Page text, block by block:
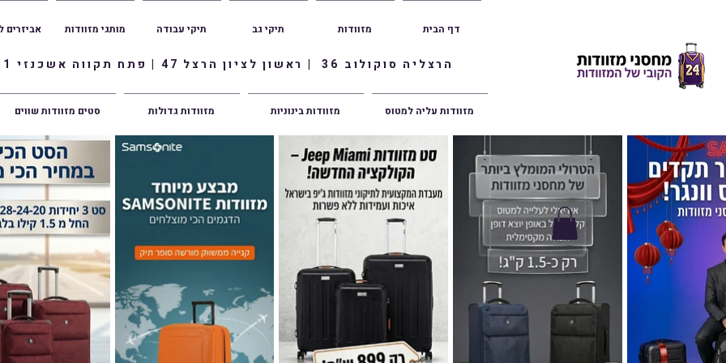
הרצליה סוקולוב 36 | ראשון לציון הרצל 47 | פתח תקווה אשכנזי 1
אביזרים מותגי מזוודות תיקי עבודה תיקי גב מזוודות דף הבית
סטים מזוודות שווים מזוודות גדולות מזוודות בינוניות מזוודות עליה למטוס